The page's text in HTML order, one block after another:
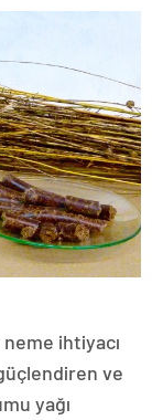
ihtiyacı
ve
yağı